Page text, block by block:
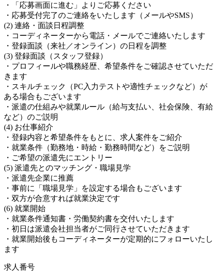
・「応募画面に進む」よりご応募ください
・応募受付完了のご連絡をいたします（メールやSMS）
(2) 連絡・面談日程調整
・コーディネーターから電話・メールでご連絡いたします
・登録面談（来社／オンライン）の日程を調整
(3) 登録面談（スタッフ登録）
・プロフィールや職務経歴、希望条件をご確認させていただ
きます
・スキルチェック（PC入力テストや適性チェックなど）が
ある場合もございます
・派遣の仕組みや就業ルール（給与支払い、社会保険、有給
など）のご説明
(4) お仕事紹介
・登録内容と希望条件をもとに、求人案件をご紹介
・就業条件（勤務地・時給・勤務時間など）をご説明
・ご希望の派遣先にエントリー
(5) 派遣先とのマッチング・職場見学
・派遣先企業に推薦
・事前に「職場見学」を設定する場合もございます
・双方が合意すれば就業決定です
(6) 就業開始
・就業条件通知書・労働契約書を交付いたします
・初日は派遣会社担当者がご同行させていただきます
・就業開始後もコーディネーターが定期的にフォローいたし
ます
求人番号